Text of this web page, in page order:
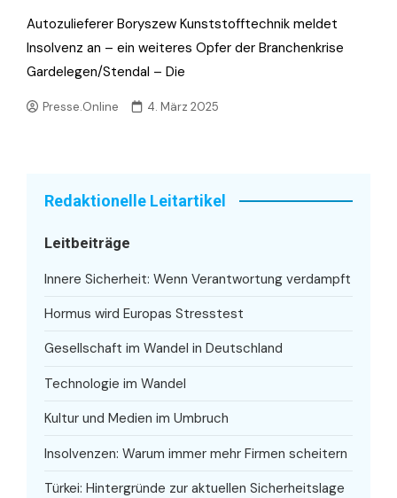
Autozulieferer Boryszew Kunststofftechnik meldet
Insolvenz an – ein weiteres Opfer der Branchenkrise
Gardelegen/Stendal – Die
Presse.Online 4. März 2025
Redaktionelle Leitartikel
Leitbeiträge
Innere Sicherheit: Wenn Verantwortung verdampft
Hormus wird Europas Stresstest
Gesellschaft im Wandel in Deutschland
Technologie im Wandel
Kultur und Medien im Umbruch
Insolvenzen: Warum immer mehr Firmen scheitern
Türkei: Hintergründe zur aktuellen Sicherheitslage